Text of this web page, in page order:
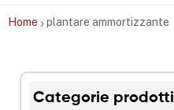
Home plantare ammortizzante
Categorie prodotti